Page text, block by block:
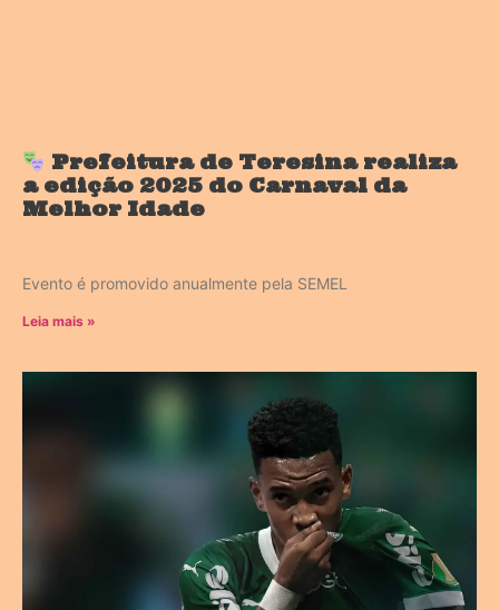
Prefeitura de Teresina realiza
a edição 2025 do Carnaval da
Melhor Idade
Evento é promovido anualmente pela SEMEL
Leia mais »